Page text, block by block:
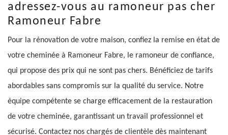
adressez-vous au ramoneur pas cher
Ramoneur Fabre
Pour la rénovation de votre maison, confiez la remise en état de
votre cheminée à Ramoneur Fabre, le ramoneur de confiance,
qui propose des prix qui ne sont pas chers. Bénéficiez de tarifs
abordables sans compromis sur la qualité du service. Notre
équipe compétente se charge efficacement de la restauration
de votre cheminée, garantissant un travail professionnel et
sécurisé. Contactez nos chargés de clientèle dès maintenant